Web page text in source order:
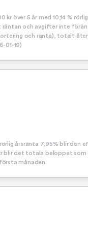
kr över 5 år med 10,14 %
och avgifter inte
och ränta), totalt
01-19)
årsränta 7,95% blir den
blir det totala beloppet som
månaden.